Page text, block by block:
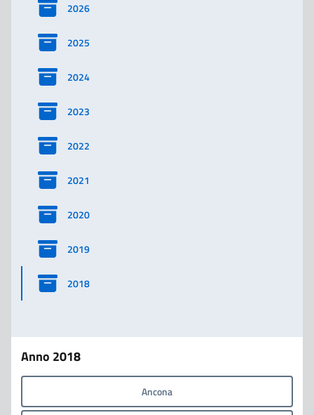
2026
2025
2024
2023
2022
2021
2020
2019
2018
Anno 2018
Ancona